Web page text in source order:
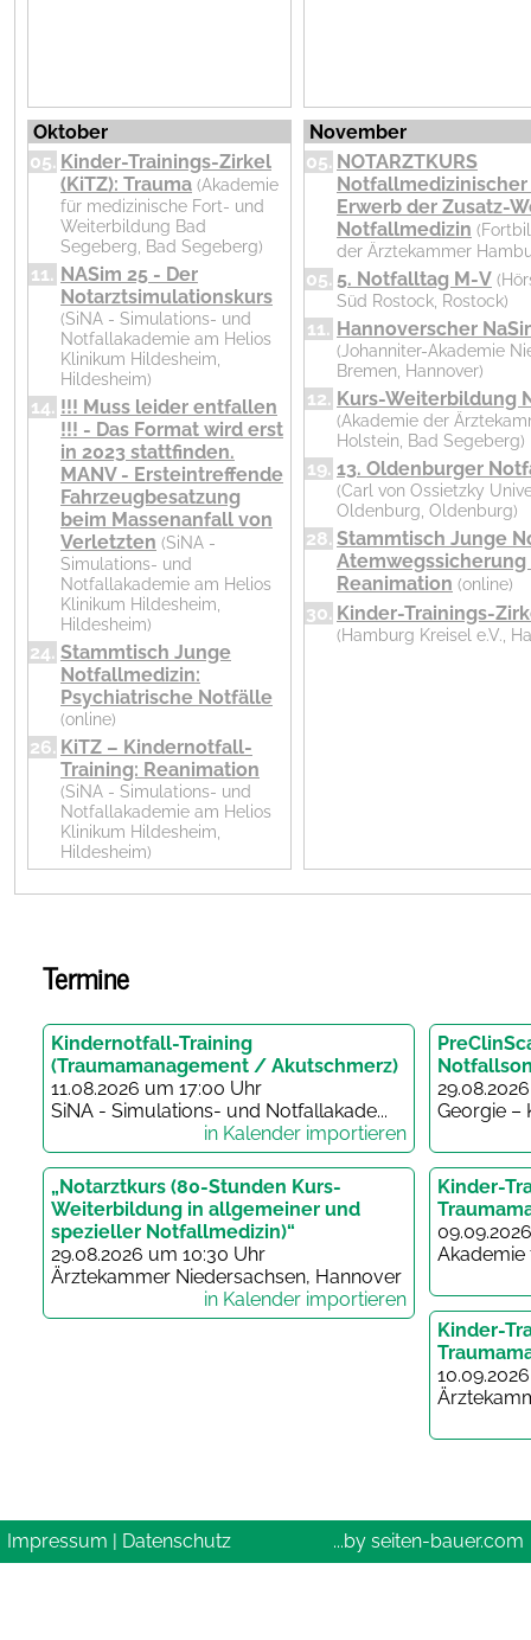
Oktober
05. Kinder-Trainings-Zirkel
(KiTZ): Trauma (Akademie
für medizinische Fort- und
Weiterbildung Bad
Segeberg, Bad Segeberg)
11. NASim 25 - Der
Notarztsimulationskurs
(SiNA - Simulations- und
Notfallakademie am Helios
Klinikum Hildesheim,
Hildesheim)
14. !!! Muss leider entfallen
!!! - Das Format wird erst
in 2023 stattfinden.
MANV - Ersteintreffende
Fahrzeugbesatzung
beim Massenanfall von
Verletzten (SiNA -
Simulations- und
Notfallakademie am Helios
Klinikum Hildesheim,
Hildesheim)
24. Stammtisch Junge
Notfallmedizin:
Psychiatrische Notfälle
(online)
26. KiTZ – Kindernotfall-
Training: Reanimation
(SiNA - Simulations- und
Notfallakademie am Helios
Klinikum Hildesheim,
Hildesheim)
November
05. NOTARZTKURS
Notfallmedizinischer
Erwerb der Zusatz-
Notfallmedizin
der Ärztekammer
05. 5. Notfalltag M-V
Süd Rostock, Rostock)
11. Hannoverscher
(Johanniter-Akademie
Bremen, Hannover)
12. Kurs-Weiterbildung
(Akademie der
Holstein, Bad Segeberg)
19. 13. Oldenburger
(Carl von Ossietzky
Oldenburg, Oldenburg)
28. Stammtisch Junge
Reanimation (online)
30. Kinder-Trainings-
(Hamburg Kreisel e.V.,
Termine
Kindernotfall-Training
(Traumamanagement / Akutschmerz)
11.08.2026 um 17:00 Uhr
SiNA - Simulations- und Notfallakade...
in Kalender importieren
Georgie –
„Notarztkurs (80-Stunden Kurs-
Weiterbildung in allgemeiner und
spezieller Notfallmedizin)“
29.08.2026 um 10:30 Uhr
Ärztekammer Niedersachsen, Hannover
in Kalender importieren
Kinder-
Akademie
Kinder-
Impressum Datenschutz ...by seiten-bauer.com